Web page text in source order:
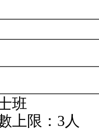
班
上限：3人